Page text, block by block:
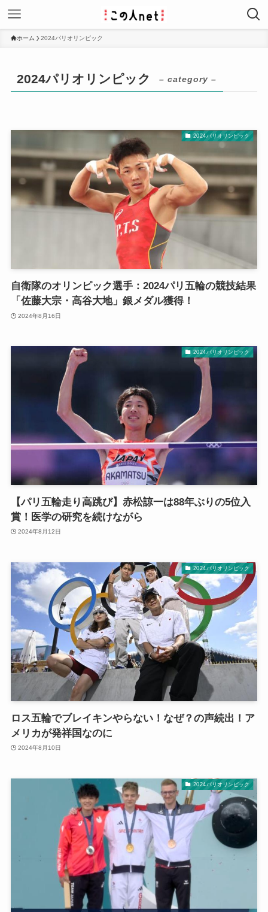
ホーム 2024パリオリンピック
2024パリオリンピック – category –
2024パリオリンピック
自衛隊のオリンピック選手：2024パリ五輪の競技結果
「佐藤大宗・高谷大地」銀メダル獲得！
2024年8月16日
2024パリオリンピック
【パリ五輪走り高跳び】赤松諒一は88年ぶりの5位入
賞！医学の研究を続けながら
2024年8月12日
2024パリオリンピック
ロス五輪でブレイキンやらない！なぜ？の声続出！ア
メリカが発祥国なのに
2024年8月10日
2024パリオリンピック